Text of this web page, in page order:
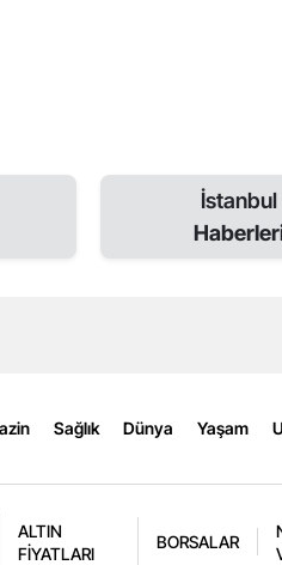
İstanbul
Sağlık Dünya Yaşam
ALTIN
FİYATLARI
BORSALAR